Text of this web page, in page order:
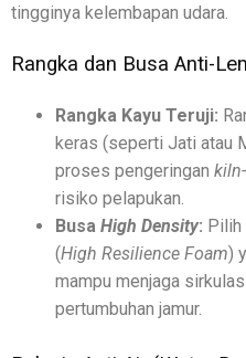
tingginya kelembapan udara.
Rangka dan Busa Anti-
Rangka Kayu Teruji:
keras (seperti Jati atau
proses pengeringan
risiko pelapukan.
Busa High Density: Pilih
(High Resilience Foam)
mampu menjaga
pertumbuhan jamur.